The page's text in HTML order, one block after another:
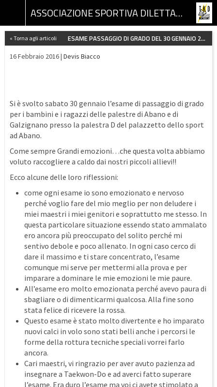
ASSOCIAZIONE SPORTIVA DILETTANTISTICA TKD ACADEMY
« Torna agli articoli ESAME PASSAGGIO DI GRADO DEL 30 GENNAIO 2016
16 Febbraio 2016 | Devis Biacco
Si è svolto sabato 30 gennaio l’esame di passaggio di grado
per i bambini e i ragazzi delle palestre di Abano e di
Galzignano presso la palestra D del palazzetto dello sport
ad Abano.
Come sempre Grandi emozioni…che questa volta abbiamo
voluto raccogliere a caldo dai nostri piccoli allievi!!
Ecco alcune delle loro riflessioni:
come ogni esame io sono emozionato e nervoso
perché voglio fare del mio meglio per non deludere i
miei maestri i miei genitori e soprattutto me stesso. In
questa particolare situazione essendo stato ammalato
ero ancora più preoccupato del solito perché mi
sentivo debole e poco allenato. In ogni caso cerco di
dare il massimo e ti stare concentrato, l’esame
comunque mi serve per mettermi alla prova e per
imparare a dominare le mie emozioni le mie paure.
All’esame ero molto emozionata perché avevo paura di
sbagliare o di dimenticarmi qualcosa. Alla fine sono
stata felice di ricevere la rossa.
Questo esame è stato molto divertente e ho imparato
nuovi calci in volo sono stati belli anche i percorsi le
forme della rottura tecniche speciali vorrei farlo
ancora.
Cari maestri, vi ringrazio per aver avuto pazienza ad
insegnare a Taekwon-Do e ad averci fatto superare
l’esame. Era duro l’esame ma voi ci avete stimolato a